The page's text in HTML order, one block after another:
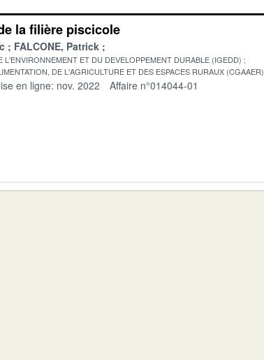
la filière piscicole
FALCONE, Patrick
L'ENVIRONNEMENT ET DU DEVELOPPEMENT DURABLE (IGEDD)
DE L'AGRICULTURE ET DES ESPACES RURAUX (CGAAER)
en ligne: nov. 2022 Affaire n°014044-01